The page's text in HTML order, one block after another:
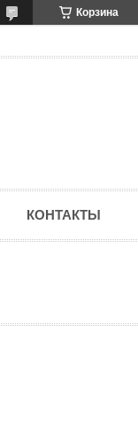
Корзина
КОНТАКТЫ